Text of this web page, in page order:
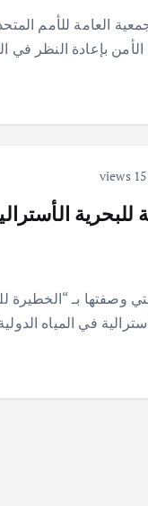
بأغلبية 143 صوتا اعتمدت
بإعادة النظر في
وصفتها بـ “الخطيرة
في المياه